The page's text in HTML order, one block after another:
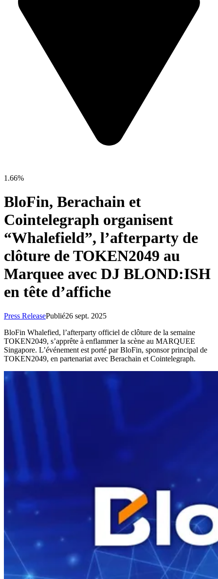
1.66%
BloFin, Berachain et
Cointelegraph organisent
“Whalefield”, l’afterparty de
clôture de TOKEN2049 au
Marquee avec DJ BLOND:ISH
en tête d’affiche
Press ReleasePublié26 sept. 2025
BloFin Whalefied, l’afterparty officiel de clôture de la semaine
TOKEN2049, s’apprête à enflammer la scène au MARQUEE
Singapore. L’événement est porté par BloFin, sponsor principal de
TOKEN2049, en partenariat avec Berachain et Cointelegraph.